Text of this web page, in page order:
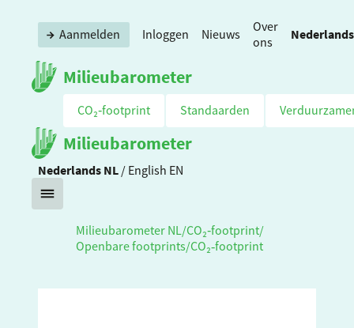
Milieubarometer
Aanmelden Inloggen Nieuws
Over
ons
Nederlands
CO₂‑footprint Standaarden
Milieubarometer
Nederlands NL / English EN
Milieubarometer NL /CO₂‑footprint/
Openbare footprints/CO₂‑footprint